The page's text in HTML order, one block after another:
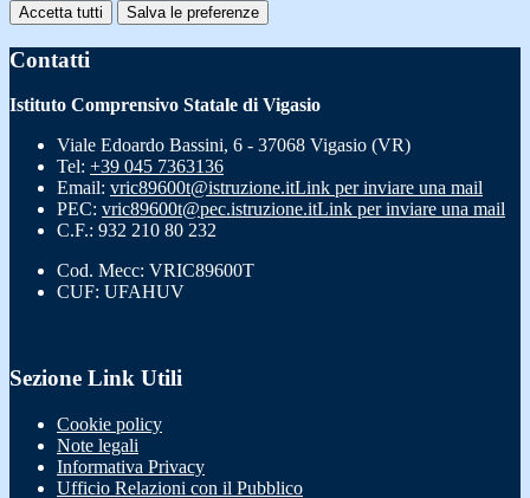
Accetta tutti Salva le preferenze
Contatti
Istituto Comprensivo Statale di Vigasio
Viale Edoardo Bassini, 6 - 37068 Vigasio (VR)
Tel: +39 045 7363136
Email: vric89600t@istruzione.itLink per inviare una mail
PEC: vric89600t@pec.istruzione.itLink per inviare una mail
C.F.: 932 210 80 232
Cod. Mecc: VRIC89600T
CUF: UFAHUV
Sezione Link Utili
Cookie policy
Note legali
Informativa Privacy
Ufficio Relazioni con il Pubblico